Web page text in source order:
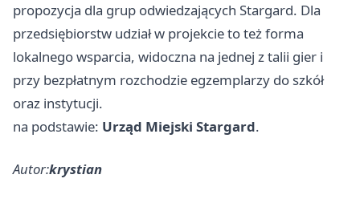
propozycja dla grup odwiedzających Stargard. Dla
przedsiębiorstw udział w projekcie to też forma
lokalnego wsparcia, widoczna na jednej z talii gier i
przy bezpłatnym rozchodzie egzemplarzy do szkół
oraz instytucji.
na podstawie: Urząd Miejski Stargard.
Autor:krystian